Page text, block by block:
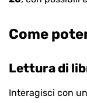
Come
Lettura di
Interagisci con